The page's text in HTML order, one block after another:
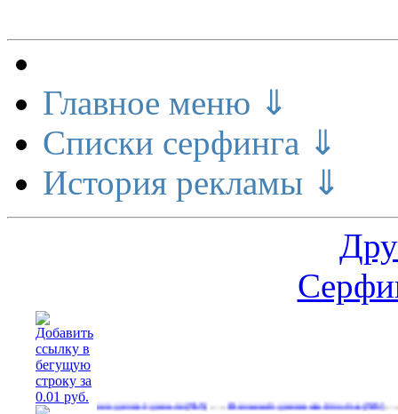
Главное меню ⇓
Списки серфинга ⇓
История рекламы ⇓
Расширение делает деньги(565)…Реальный денежный поток(593)…